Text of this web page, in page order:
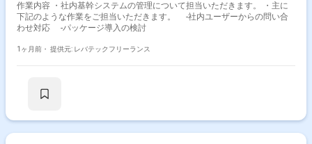
作業内容 ・社内基幹システムの管理について担当いただきます。 ・主に
下記のような作業をご担当いただきます。 ‐社内ユーザーからの問い合
わせ対応 ‐パッケージ導入の検討
1ヶ月前・ 提供元: レバテックフリーランス